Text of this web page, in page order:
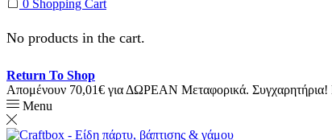
0 Shopping Cart
No products in the cart.
Return To Shop
Απομένουν 70,01€ για ΔΩΡΕΑΝ Μεταφορικά.
Menu